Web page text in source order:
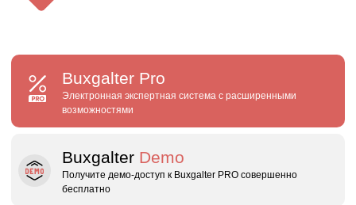
Buxgalter Pro
Электронная экспертная система с расширенными
возможностями
Buxgalter Demo
Получите демо‑доступ к Buxgalter PRO совершенно
бесплатно